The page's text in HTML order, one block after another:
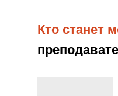
Кто станет